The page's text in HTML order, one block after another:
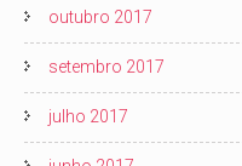
outubro 2017
setembro 2017
julho 2017